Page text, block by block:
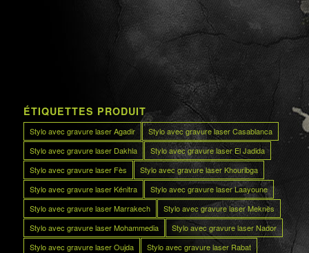
ÉTIQUETTES PRODUIT
Stylo avec gravure laser Agadir
Stylo avec gravure laser Casablanca
Stylo avec gravure laser Dakhla
Stylo avec gravure laser El Jadida
Stylo avec gravure laser Fès
Stylo avec gravure laser Khouribga
Stylo avec gravure laser Kénitra
Stylo avec gravure laser Laayoune
Stylo avec gravure laser Marrakech
Stylo avec gravure laser Meknès
Stylo avec gravure laser Mohammedia
Stylo avec gravure laser Nador
Stylo avec gravure laser Oujda
Stylo avec gravure laser Rabat